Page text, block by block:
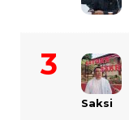
Saksi